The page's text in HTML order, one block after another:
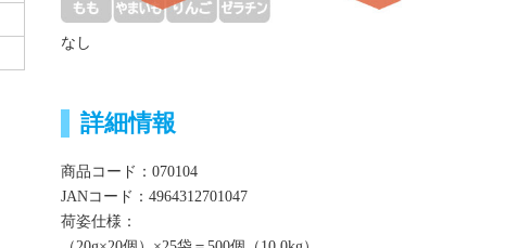
なし
詳細情報
商品コード：070104
JANコード：4964312701047
荷姿仕様：